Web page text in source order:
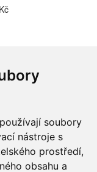
soubory
nástroje s
prostředí,
obsahu a